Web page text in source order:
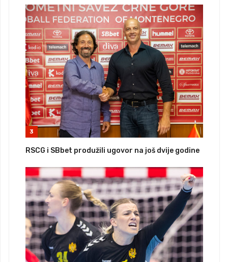
3
RSCG i SBbet produžili ugovor na još dvije godine